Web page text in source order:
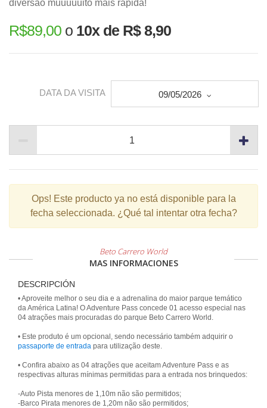
diversão muuuuuito mais rápida!
R$89,00 o 10x de R$ 8,90
DATA DA VISITA 09/05/2026
Ops! Este producto ya no está disponible para la
fecha seleccionada. ¿Qué tal intentar otra fecha?
Beto Carrero World
MAS INFORMACIONES
DESCRIPCIÓN
• Aproveite melhor o seu dia e a adrenalina do maior parque temático
da América Latina! O Adventure Pass concede 01 acesso especial nas
04 atrações mais procuradas do parque Beto Carrero World.
• Este produto é um opcional, sendo necessário também adquirir o
passaporte de entrada para utilização deste.
• Confira abaixo as 04 atrações que aceitam Adventure Pass e as
respectivas alturas mínimas permitidas para a entrada nos brinquedos:
-Auto Pista menores de 1,10m não são permitidos;
-Barco Pirata menores de 1,20m não são permitidos;